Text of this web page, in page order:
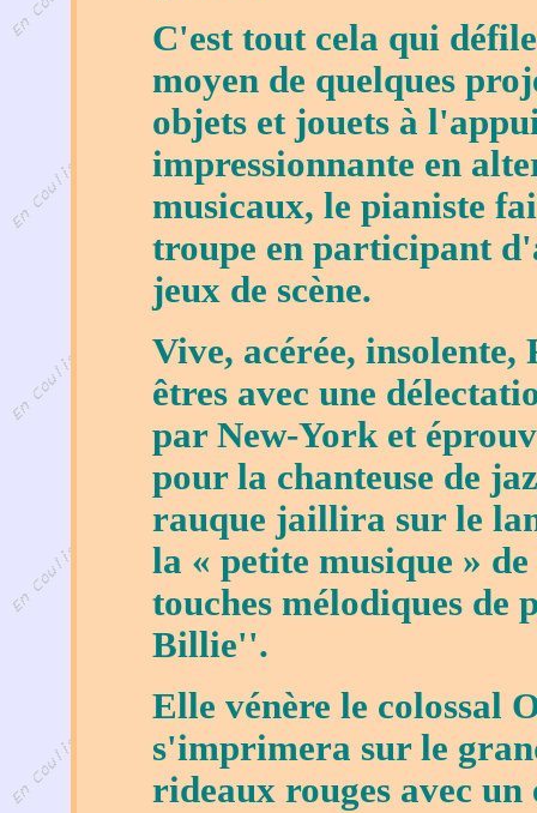
C'est tout cela qui
moyen de quelques
objets et jouets à
impressionnante en
musicaux, le pianiste
troupe en participant
jeux de scène.
Vive, acérée, insolente,
êtres avec une
par New-York et
pour la chanteuse de
rauque jaillira sur le
la « petite musique »
touches mélodiques de
Billie''.
Elle vénère le colossal
s'imprimera sur le
rideaux rouges avec